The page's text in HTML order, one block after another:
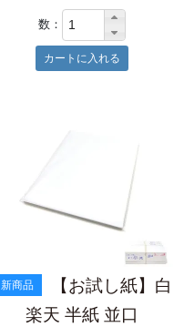
数：
新商品
【お試し紙】白
楽天 半紙 並口